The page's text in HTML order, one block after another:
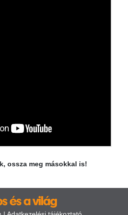
ossza meg másokkal is!